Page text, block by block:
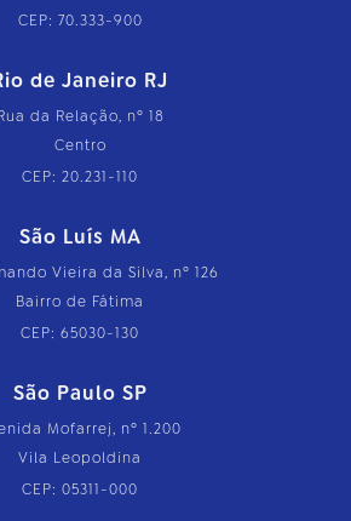
CEP: 70.333-900
de Janeiro RJ
da Relação, nº 18
Centro
CEP: 20.231-110
São Luís MA
Vieira da Silva, nº 126
Bairro de Fátima
CEP: 65030-130
São Paulo SP
Mofarrej, nº 1.200
Vila Leopoldina
CEP: 05311-000